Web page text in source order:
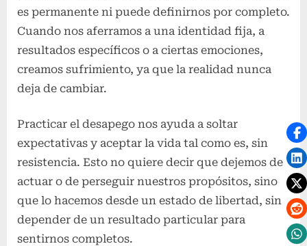
es permanente ni puede definirnos por completo.
Cuando nos aferramos a una identidad fija, a
resultados específicos o a ciertas emociones,
creamos sufrimiento, ya que la realidad nunca
deja de cambiar.
Practicar el desapego nos ayuda a soltar
expectativas y aceptar la vida tal como es, sin
resistencia. Esto no quiere decir que dejemos de
actuar o de perseguir nuestros propósitos, sino
que lo hacemos desde un estado de libertad, sin
depender de un resultado particular para
sentirnos completos.